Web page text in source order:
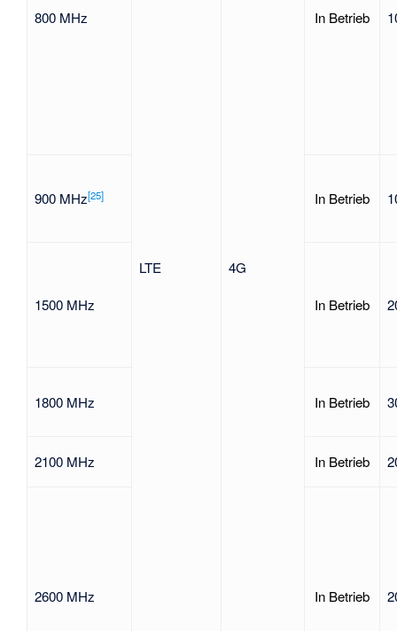
LTE 4G
800 MHz In Betrieb
900 MHz[25] In Betrieb
1500 MHz In Betrieb
1800 MHz In Betrieb
2100 MHz In Betrieb
2600 MHz In Betrieb